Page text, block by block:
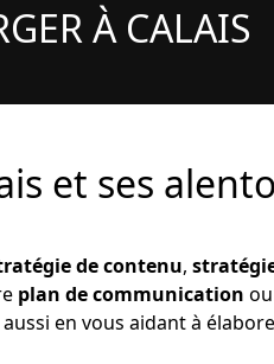
À CALAIS
et ses
de contenu,
plan de communication ou
en vous aidant à